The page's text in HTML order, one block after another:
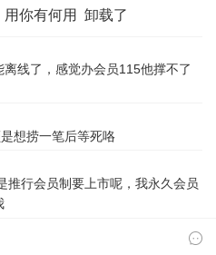
你有何用 卸载了
线了，感觉办会员115他撑不了
想捞一笔后等死咯
推行会员制要上市呢，我永久会员